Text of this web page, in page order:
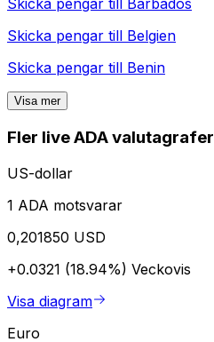
Skicka pengar till
Barbados
Skicka pengar till Belgien
Skicka pengar till Benin
Visa mer
Fler live ADA valutagrafer
US-dollar
1 ADA motsvarar
0,201850 USD
+0.0321 (18.94%) Veckovis
Visa diagram
Euro